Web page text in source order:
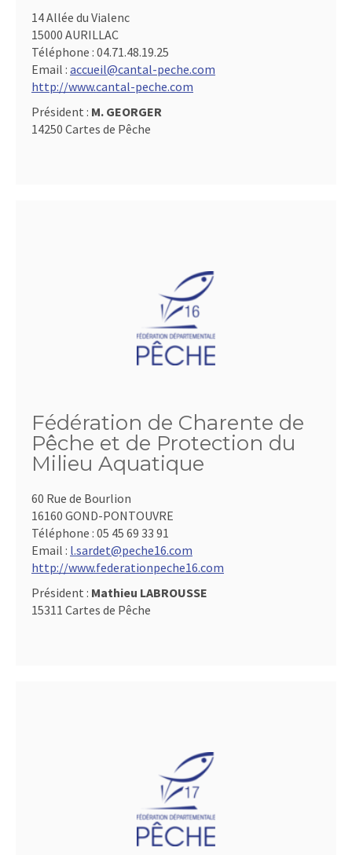
14 Allée du Vialenc
15000 AURILLAC
Téléphone : 04.71.48.19.25
Email : accueil@cantal-peche.com
http://www.cantal-peche.com
Président : M. GEORGER
14250 Cartes de Pêche
Fédération de Charente de
Pêche et de Protection du
Milieu Aquatique
60 Rue de Bourlion
16160 GOND-PONTOUVRE
Téléphone : 05 45 69 33 91
Email : l.sardet@peche16.com
http://www.federationpeche16.com
Président : Mathieu LABROUSSE
15311 Cartes de Pêche